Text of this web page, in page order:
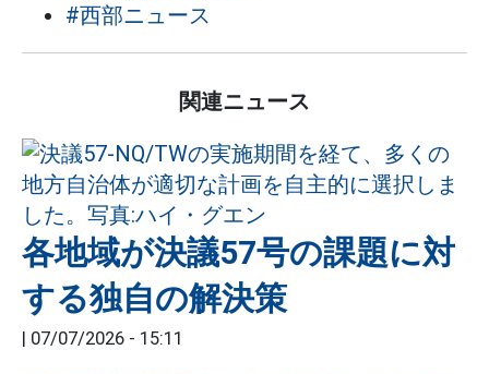
#西部ニュース
関連ニュース
各地域が決議57号の課題に対
する独自の解決策
| 07/07/2026 - 15:11